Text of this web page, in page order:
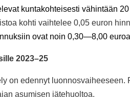
kuntakohteisesti vähintään
kohti vaihtelee 0,05 euron
ovat noin 0,30—8,00
2023–25
on edennyt
asumisen jätehuoltoa.